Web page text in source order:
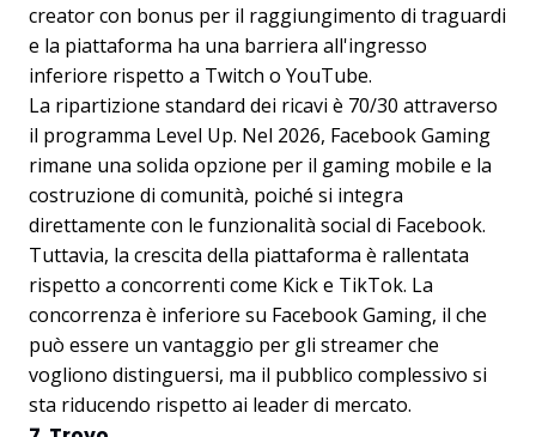
creator con bonus per il raggiungimento di traguardi
e la piattaforma ha una barriera all'ingresso
inferiore rispetto a Twitch o YouTube.
La ripartizione standard dei ricavi è 70/30 attraverso
il programma Level Up. Nel 2026, Facebook Gaming
rimane una solida opzione per il gaming mobile e la
costruzione di comunità, poiché si integra
direttamente con le funzionalità social di Facebook.
Tuttavia, la crescita della piattaforma è rallentata
rispetto a concorrenti come Kick e TikTok. La
concorrenza è inferiore su Facebook Gaming, il che
può essere un vantaggio per gli streamer che
vogliono distinguersi, ma il pubblico complessivo si
sta riducendo rispetto ai leader di mercato.